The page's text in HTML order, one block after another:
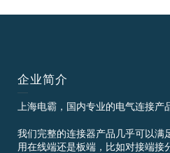
企业简介
上海电霸，国内专业的电气连接产
我们完整的连接器产品几乎可以满
用在线端还是板端，比如对接端接